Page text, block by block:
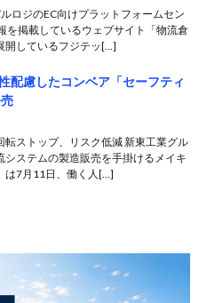
ロジのEC向けプラットフォームセン
を掲載しているウェブサイト「物流倉
開しているフジテッ[…]
配慮したコンベア「セーフティ
転ストップ、リスク低減 新東工業グル
システムの製造販売を手掛けるメイキ
は7月11日、働く人[…]